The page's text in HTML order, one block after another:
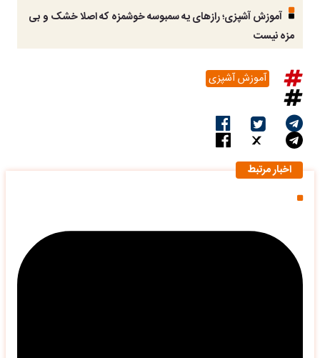
آموزش آشپزی؛ رازهای یه سمبوسه خوشمزه که اصلا خشک و بی
مزه نیست
آموزش آشپزی
اخبار مرتبط